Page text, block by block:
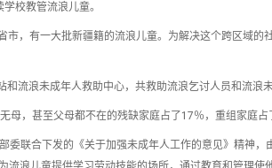
校教管流浪儿童。
市，有一大批新疆籍的流浪儿童。为解决这个跨区域的
流浪未成年人救助中心，共救助流浪乞讨人员和流浪
，甚至父母都不在的残缺家庭占了17％，重组家庭占
委联合下发的《关于加强未成年人工作的意见》精神